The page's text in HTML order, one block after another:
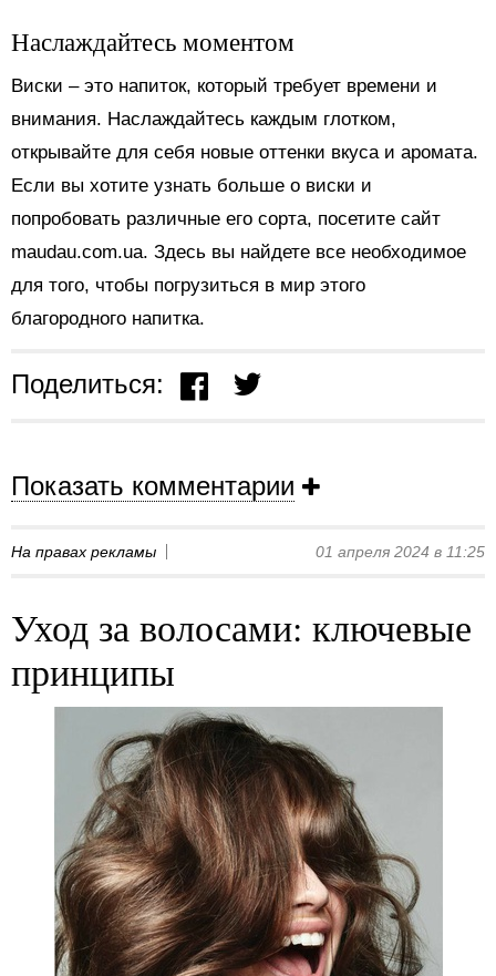
Наслаждайтесь моментом
Виски – это напиток, который требует времени и
внимания. Наслаждайтесь каждым глотком,
открывайте для себя новые оттенки вкуса и аромата.
Если вы хотите узнать больше о виски и
попробовать различные его сорта, посетите сайт
maudau.com.ua. Здесь вы найдете все необходимое
для того, чтобы погрузиться в мир этого
благородного напитка.
Поделиться:
Показать комментарии
На правах рекламы 01 апреля 2024 в 11:25
Уход за волосами: ключевые
принципы